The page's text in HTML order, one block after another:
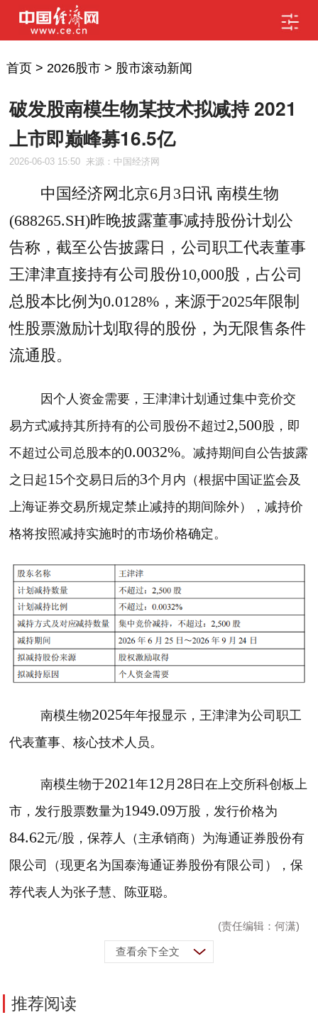
首页> 2026股市> 股市滚动新闻
破发股南模生物某技术拟减持 2021
上市即巅峰募16.5亿
2026-06-03 15:50 来源：中国经济网
中国经济网北京6月3日讯 南模生物
(688265.SH)昨晚披露董事减持股份计划公
告称，截至公告披露日，公司职工代表董事
王津津直接持有公司股份10,000股，占公司
总股本比例为0.0128%，来源于2025年限制
性股票激励计划取得的股份，为无限售条件
流通股。
因个人资金需要， 王津津计划通过集中竞价交
易方式减持其所持有的公司股份不超过2,500股，即
不超过公司总股本的0.0032%。减持期间自公告披露
之日起 15个交易日后的3个月内（根据中国证监会及
上海证券交易所规定禁止减持的期间除外），减持价
格将按照减持实施时的市场价格确定。
南模生物2025年年报显示， 王津津为公司职工
代表董事、核心技术人员。
南模生物于2021年12 月 28日在上交所科创板上
市，发行股票数量为1949.09万股，发行价格为
84.62元/股，保荐人（主承销商）为海通证券股份有
限公司（现更名为国泰海通证券股份有限公司），保
荐代表人为张子慧、陈亚聪。
(责任编辑：何潇)
查看余下全文
推荐阅读